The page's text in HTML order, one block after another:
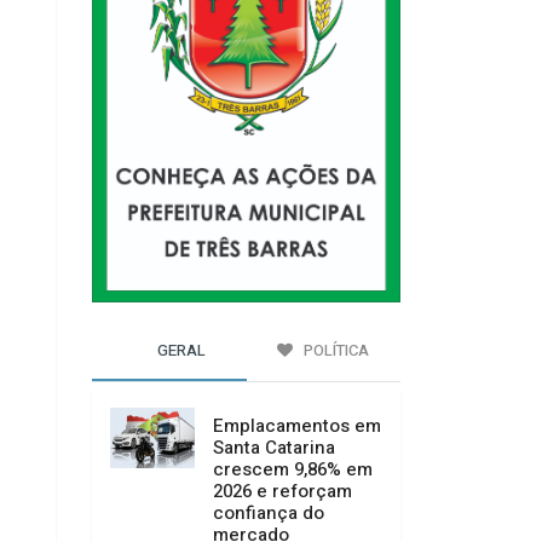
GERAL POLÍTICA
Emplacamentos em
Santa Catarina
crescem 9,86% em
2026 e reforçam
confiança do
mercado